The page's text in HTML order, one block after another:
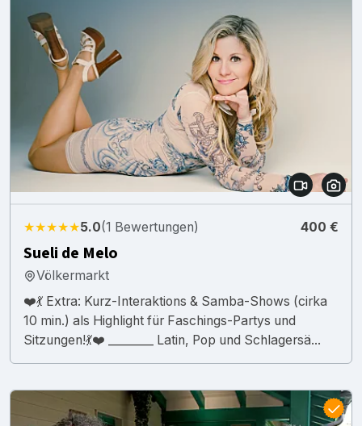
★★★★★5.0(1 Bewertungen) 400 €
Sueli de Melo
Völkermarkt
❤️💃 Extra: Kurz-Interaktions & Samba-Shows (cirka
10 min.) als Highlight für Faschings-Partys und
Sitzungen!💃❤️ ________ Latin, Pop und Schlagersä...